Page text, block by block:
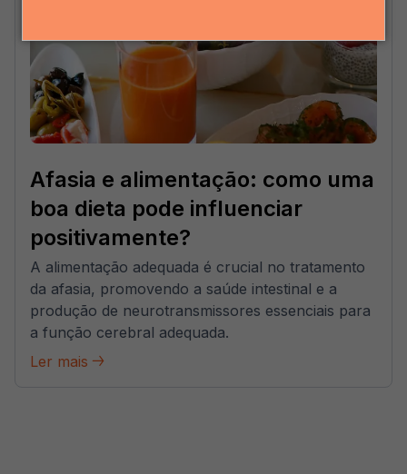
Afasia e alimentação: como uma
boa dieta pode influenciar
positivamente?
A alimentação adequada é crucial no tratamento
da afasia, promovendo a saúde intestinal e a
produção de neurotransmissores essenciais para
a função cerebral adequada.
Ler mais